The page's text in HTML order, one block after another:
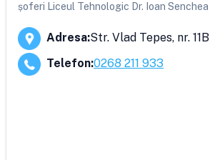
șoferi Liceul Tehnologic Dr. Ioan Senchea
Adresa:Str. Vlad Tepes, nr. 11B
Telefon:0268 211 933